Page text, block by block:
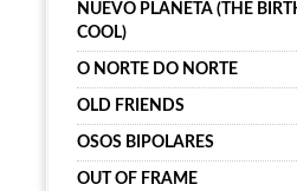
NUEVO PLANETA (THE
COOL)
O NORTE DO NORTE
OLD FRIENDS
OSOS BIPOLARES
OUT OF FRAME